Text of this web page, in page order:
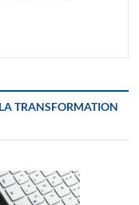
TRANSFORMATION